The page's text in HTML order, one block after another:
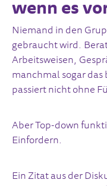
wenn es
Niemand in den
gebraucht wird.
Arbeitsweisen,
manchmal sogar
passiert nicht ohne
Aber Top-down
Einfordern.
Ein Zitat aus der